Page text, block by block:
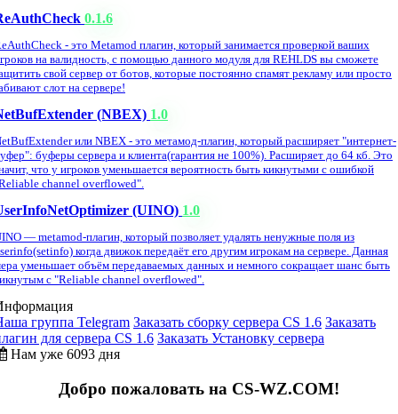
0.1.6
- это Metamod плагин, который занимается проверкой ваших
на валидность, с помощью данного модуля для REHLDS вы сможете
свой сервер от ботов, которые постоянно спамят рекламу или просто
слот на сервере!
(NBEX) 1.0
или NBEX - это метамод-плагин, который расширяет "интернет-
буферы сервера и клиента(гарантия не 100%). Расширяет до 64 кб. Это
что у игроков уменьшается вероятность быть кикнутыми с ошибкой
channel overflowed".
(UINO) 1.0
— metamod-плагин, который позволяет удалять ненужные поля из
когда движок передаёт его другим игрокам на сервере. Данная
уменьшает объём передаваемых данных и немного сокращает шанс быть
с "Reliable channel overflowed".
группа Telegram Заказать сборку сервера CS 1.6 Заказать
для сервера CS 1.6 Заказать Установку сервера
Нам уже 6093 дня
Добро пожаловать на CS-WZ.COM!